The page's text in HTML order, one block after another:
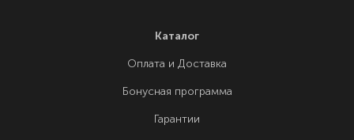
Каталог
Оплата и Доставка
Бонусная программа
Гарантии